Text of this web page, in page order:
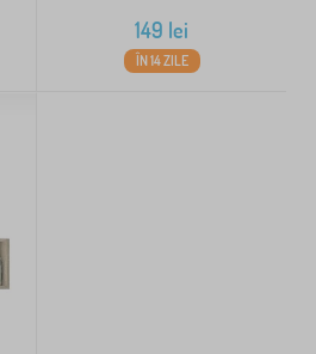
149 lei
ÎN 14 ZILE